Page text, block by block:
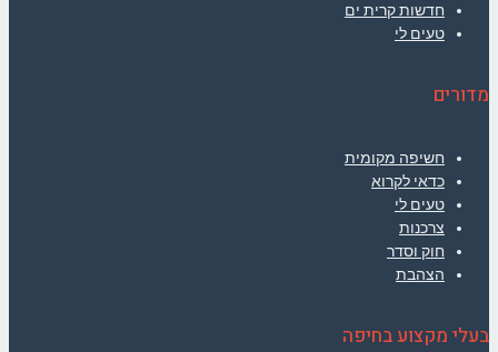
חדשות קרית ים
טעים לי
מדורים
חשיפה מקומית
כדאי לקרוא
טעים לי
צרכנות
חוק וסדר
הצהבת
בעלי מקצוע בחיפה